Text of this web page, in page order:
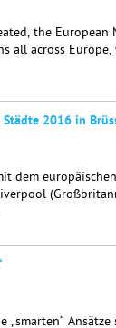
the
all across
2016 in
dem
„smarten“